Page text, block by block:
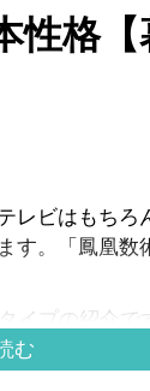
性格【
ビはもちろ
す。「鳳凰
タイプの紹介で
む